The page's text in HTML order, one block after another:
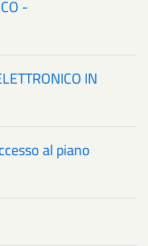
-
IN
al piano